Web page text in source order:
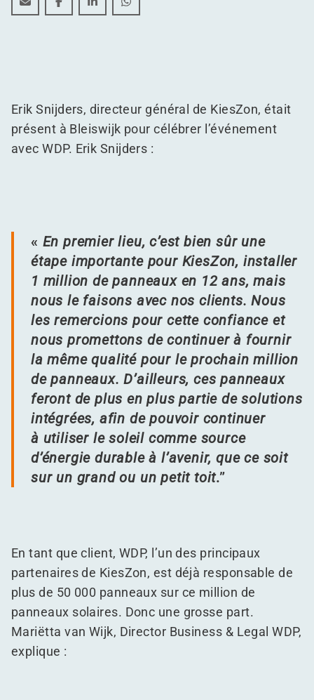
KiesZon ​​​​installe un millionième panneau solaire chez
KiesZon ​​​​installe un millionième panneau solaire
KiesZon ​​​​installe un millionième panneau
KiesZon ​​​​installe un millionième
Erik Snijders, directeur général de KiesZon, était
présent à Bleiswijk pour célébrer l’événement
avec WDP. Erik Snijders :
« En premier lieu, c’est bien sûr une
étape importante pour KiesZon, installer
1 million de panneaux en 12 ans, mais
nous le faisons avec nos clients. Nous
les remercions pour cette confiance et
nous promettons de continuer à fournir
la même qualité pour le prochain million
de panneaux. D’ailleurs, ces panneaux
feront de plus en plus partie de solutions
intégrées, afin de pouvoir continuer
à utiliser le soleil comme source
d’énergie durable à l’avenir, que ce soit
sur un grand ou un petit toit.”
En tant que client, WDP, l’un des principaux
partenaires de KiesZon, est déjà responsable de
plus de 50 000 panneaux sur ce million de
panneaux solaires. Donc une grosse part.
Mariëtta van Wijk, Director Business & Legal WDP,
explique :